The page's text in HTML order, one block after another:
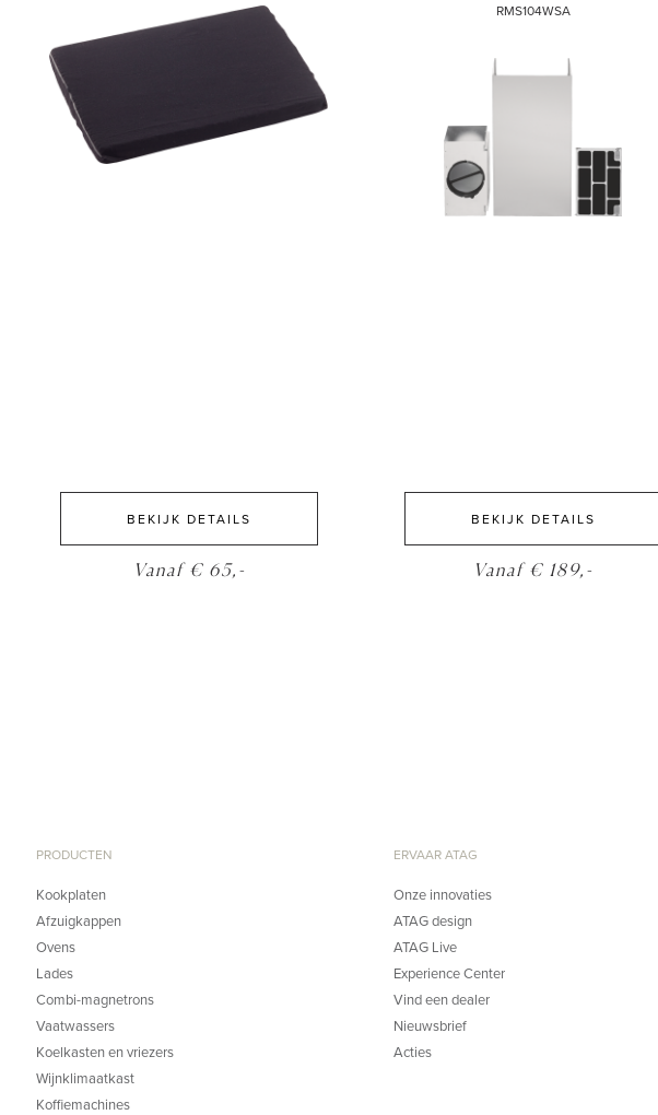
BEKIJK DETAILS
Vanaf € 65,-
RMS104WSA
BEKIJK DETAILS
Vanaf € 189,-
PRODUCTEN
Kookplaten
Afzuigkappen
Ovens
Lades
Combi-magnetrons
Vaatwassers
Koelkasten en vriezers
Wijnklimaatkast
Koffiemachines
ERVAAR ATAG
Onze innovaties
ATAG design
ATAG Live
Experience Center
Vind een dealer
Nieuwsbrief
Acties